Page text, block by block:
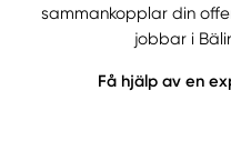
sammankopplar din
jobbar i
Få hjälp av en